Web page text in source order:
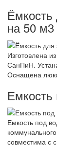
Ёмкость
на 50 м3
Изготовлена
СанПиН.
Оснащена
Емкость
Емкость под
совместима с